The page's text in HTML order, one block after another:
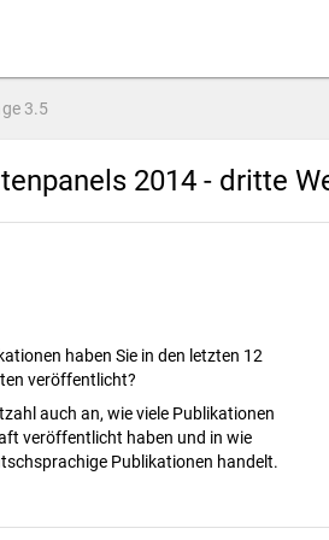
3.5
2014 - dritte
haben Sie in den letzten 12
veröffentlicht?
auch an, wie viele Publikationen
veröffentlicht haben und in wie
Publikationen handelt.